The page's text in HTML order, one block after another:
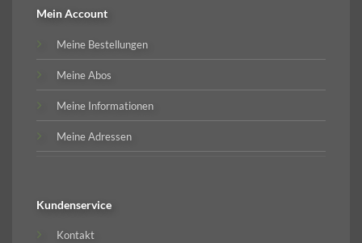
Mein Account
Meine Bestellungen
Meine Abos
Meine Informationen
Meine Adressen
Kundenservice
Kontakt